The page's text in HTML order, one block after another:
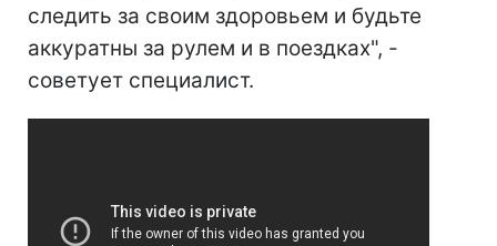
следить за своим здоровьем и будьте
аккуратны за рулем и в поездках", -
советует специалист.